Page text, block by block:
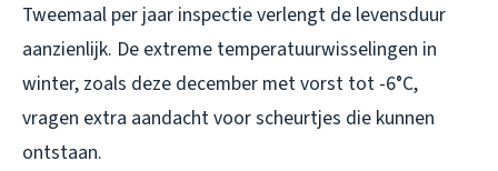
Tweemaal per jaar inspectie verlengt de levensduur
aanzienlijk. De extreme temperatuurwisselingen in
winter, zoals deze december met vorst tot -6°C,
vragen extra aandacht voor scheurtjes die kunnen
ontstaan.